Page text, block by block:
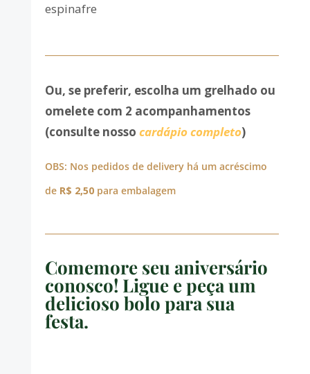
espinafre
Ou, se preferir, escolha um grelhado ou
omelete com 2 acompanhamentos
(consulte nosso cardápio completo)
OBS: Nos pedidos de delivery há um acréscimo
de R$ 2,50para embalagem
Comemore seu aniversário
conosco! Ligue e peça um
delicioso bolo para sua
festa.